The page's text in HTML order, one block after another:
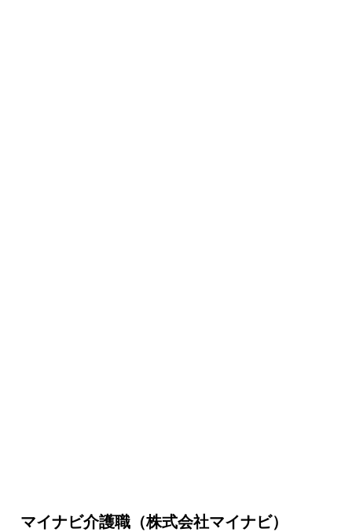
マイナビ介護職（株式会社マイナビ）